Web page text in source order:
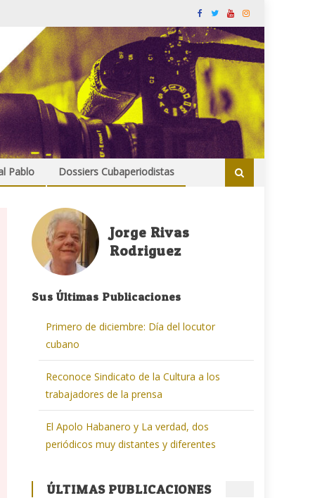
Pablo Dossiers Cubaperiodistas
Jorge Rivas
Rodriguez
Sus Últimas Publicaciones
Primero de diciembre: Día del locutor
cubano
Reconoce Sindicato de la Cultura a los
trabajadores de la prensa
El Apolo Habanero y La verdad, dos
periódicos muy distantes y diferentes
ÚLTIMAS PUBLICACIONES